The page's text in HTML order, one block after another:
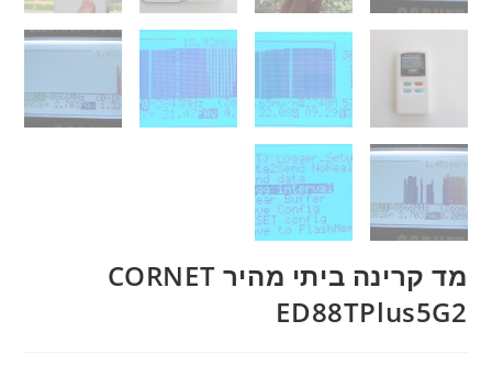
מד קרינה ביתי מהיר CORNET
ED88TPlus5G2